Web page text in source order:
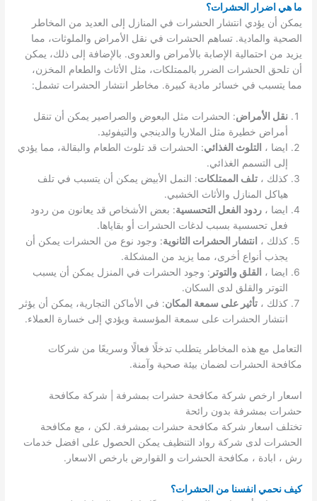
ما هي اضرار الحشرات؟
يمكن أن يؤدي انتشار الحشرات في المنازل إلى العديد من المخاطر
الصحية والمادية. تساهم الحشرات في نقل الأمراض والملوثات، مما
يزيد من احتمالية الإصابة بالأمراض والعدوى. بالإضافة إلى ذلك، يمكن
أن تلحق الحشرات الضرر بالممتلكات، مثل الأثاث والطعام المخزن،
مما يتسبب في خسائر مادية كبيرة. مخاطر انتشار الحشرات تشمل:
نقل الأمراض: الحشرات مثل البعوض والصراصير يمكن أن تنقل
أمراض خطيرة مثل الملاريا والدينجي والتيفوئيد.
ايضا ، التلوث الغذائي: الحشرات قد تلوث الطعام والبقالة، مما يؤدي
إلى التسمم الغذائي.
كذلك ،تلف الممتلكات: النمل الأبيض يمكن أن يتسبب في تلف
هياكل المنازل والأثاث الخشبي.
ايضا ،ردود الفعل التحسسية: بعض الأشخاص قد يعانون من ردود
فعل تحسسية بسبب لدغات الحشرات أو بقاياها.
كذلك ، انتشار الحشرات الثانوية: وجود نوع من الحشرات يمكن أن
يجذب أنواع أخرى، مما يزيد من المشكلة.
ايضا ، القلق والتوتر : وجود الحشرات في المنزل يمكن أن يسبب
التوتر والقلق لدى السكان.
كذلك ،تأثير على سمعة المكان: في الأماكن التجارية، يمكن أن يؤثر
انتشار الحشرات على سمعة المؤسسة ويؤدي إلى خسارة العملاء.
التعامل مع هذه المخاطر يتطلب تدخلًا فعالًا وسريعًا من شركات
مكافحة الحشرات لضمان بيئة صحية وآمنة.
اسعار ارخص شركة مكافحة حشرات بمشرفة | شركة مكافحة
حشرات بمشرفة بدون رائحة
تختلف اسعار شركة مكافحة حشرات بمشرفة. لكن ، مع مكافحة
الحشرات لدى شركة رواد التنظيف يمكن الحصول على افضل خدمات
رش ، ابادة ، مكافحة الحشرات و القوارض بارخص الاسعار.
كيف نحمي انفسنا من الحشرات؟